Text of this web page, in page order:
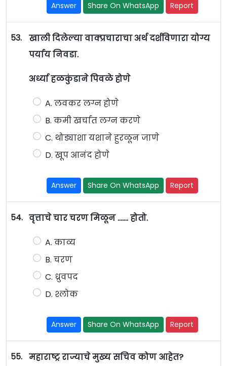
Answer Share On WhatsApp Report
53.
खाली दिलेल्या वाक्प्रचाराचा अर्थ दर्शविणारा योग्य
पर्याय निवडा.
अर्ध्या हळकुंडाने पिवळे होणे
A. लवकर लग्न होणे
B. कमी खर्चात लग्न करणे
C. थोड्याशा यशाने हुरळून जाणे
D. खूप आनंद होणे
Answer Share On WhatsApp Report
54. वृत्ताचे चार चरण मिळून ……. होतो.
A. काव्य
B. चरण
C. ध्रुवपद
D. श्लोक
Answer Share On WhatsApp Report
55. महाराष्ट्र राज्याचे मुख्य सचिव कोण आहेत?